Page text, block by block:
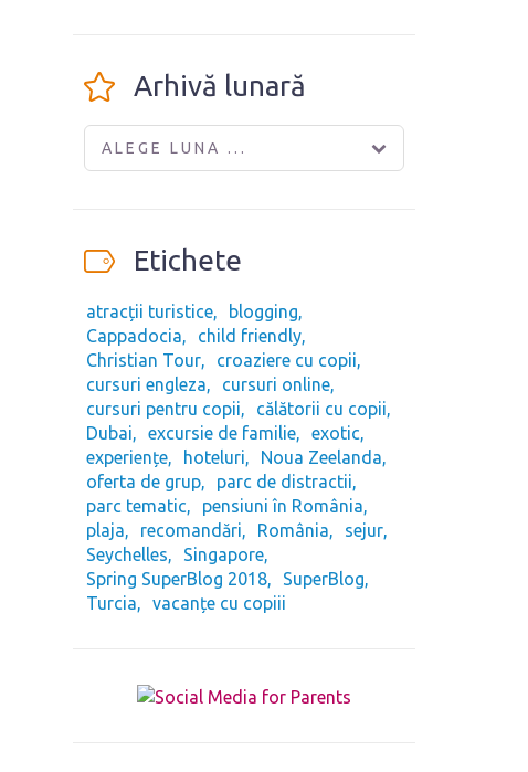
Arhivă lunară
ALEGE LUNA ...
Etichete
atracții turistice
blogging
Cappadocia
child friendly
Christian Tour
croaziere cu copii
cursuri engleza
cursuri online
cursuri pentru copii
călătorii cu copii
Dubai
excursie de familie
exotic
experiențe
hoteluri
Noua Zeelanda
oferta de grup
parc de distractii
parc tematic
pensiuni în România
plaja
recomandări România
sejur
Seychelles
Singapore
Spring SuperBlog 2018
SuperBlog
Turcia
vacanțe cu copiii